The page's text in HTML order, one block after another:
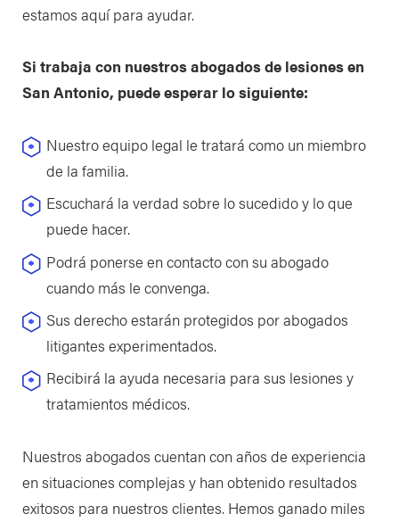
estamos aquí para ayudar.
Si trabaja con nuestros abogados de lesiones en
San Antonio, puede esperar lo siguiente:
Nuestro equipo legal le tratará como un miembro
de la familia.
Escuchará la verdad sobre lo sucedido y lo que
puede hacer.
Podrá ponerse en contacto con su abogado
cuando más le convenga.
Sus derecho estarán protegidos por abogados
litigantes experimentados.
Recibirá la ayuda necesaria para sus lesiones y
tratamientos médicos.
Nuestros abogados cuentan con años de experiencia
en situaciones complejas y han obtenido resultados
exitosos para nuestros clientes. Hemos ganado miles